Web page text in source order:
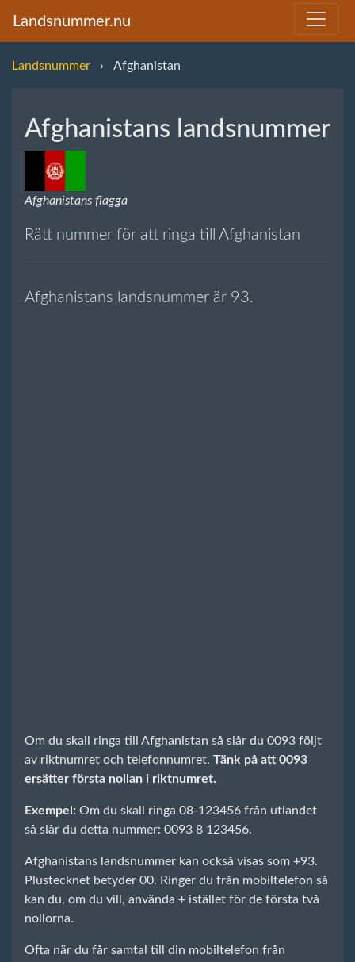
Landsnummer.nu
Landsnummer Afghanistan
Afghanistans landsnummer
Afghanistans flagga
Rätt nummer för att ringa till Afghanistan
Afghanistans landsnummer är 93.
Om du skall ringa till Afghanistan så slår du 0093 följt
av riktnumret och telefonnumret. Tänk på att 0093
ersätter första nollan i riktnumret.
Exempel: Om du skall ringa 08-123456 från utlandet
så slår du detta nummer: 0093 8 123456.
Afghanistans landsnummer kan också visas som +93.
Plustecknet betyder 00. Ringer du från mobiltelefon så
kan du, om du vill, använda + istället för de första två
nollorna.
Ofta när du får samtal till din mobiltelefon från